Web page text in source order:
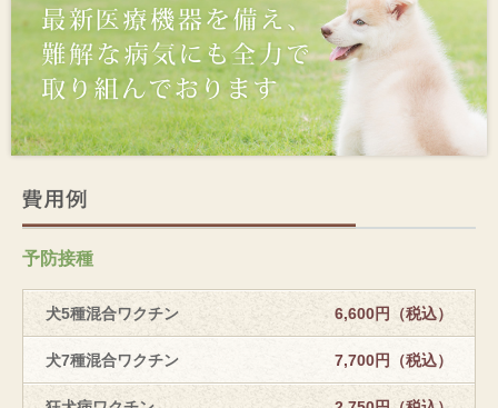
予防接種
犬5種混合ワクチン 6,600円（税込）
犬7種混合ワクチン 7,700円（税込）